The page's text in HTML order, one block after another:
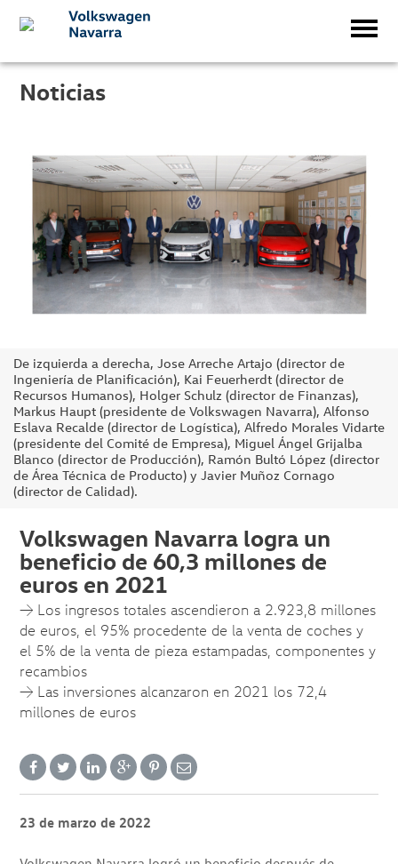
Noticias
De izquierda a derecha, Jose Arreche Artajo (director de
Ingeniería de Planificación), Kai Feuerherdt (director de
Recursos Humanos), Holger Schulz (director de Finanzas),
Markus Haupt (presidente de Volkswagen Navarra), Alfonso
Eslava Recalde (director de Logística), Alfredo Morales Vidarte
(presidente del Comité de Empresa), Miguel Ángel Grijalba
Blanco (director de Producción), Ramón Bultó López (director
de Área Técnica de Producto) y Javier Muñoz Cornago
(director de Calidad).
Volkswagen Navarra logra un
beneficio de 60,3 millones de
euros en 2021
→ Los ingresos totales ascendieron a 2.923,8 millones
de euros, el 95% procedente de la venta de coches y
el 5% de la venta de pieza estampadas, componentes y
recambios
→ Las inversiones alcanzaron en 2021 los 72,4
millones de euros
23 de marzo de 2022